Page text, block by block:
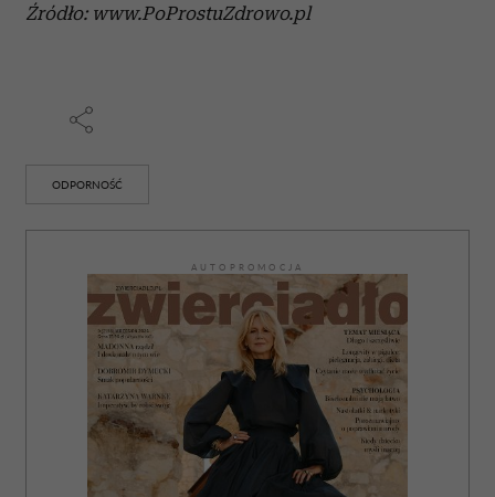
Źródło: www.PoProstuZdrowo.pl
ODPORNOŚĆ
AUTOPROMOCJA